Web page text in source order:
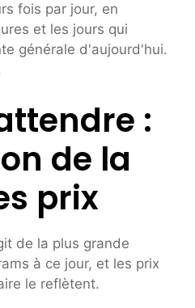
fois par jour, en
et les jours qui
générale d'aujourd'hui.
:
de la
prix
de la plus grande
à ce jour, et les prix
le reflètent.